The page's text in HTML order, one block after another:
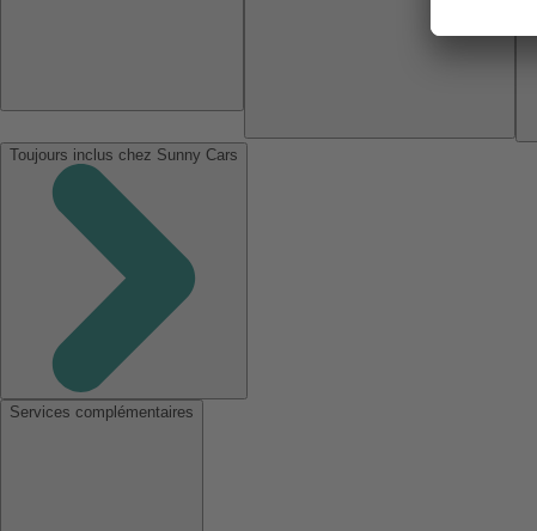
Toujours inclus chez Sunny Cars
Services complémentaires